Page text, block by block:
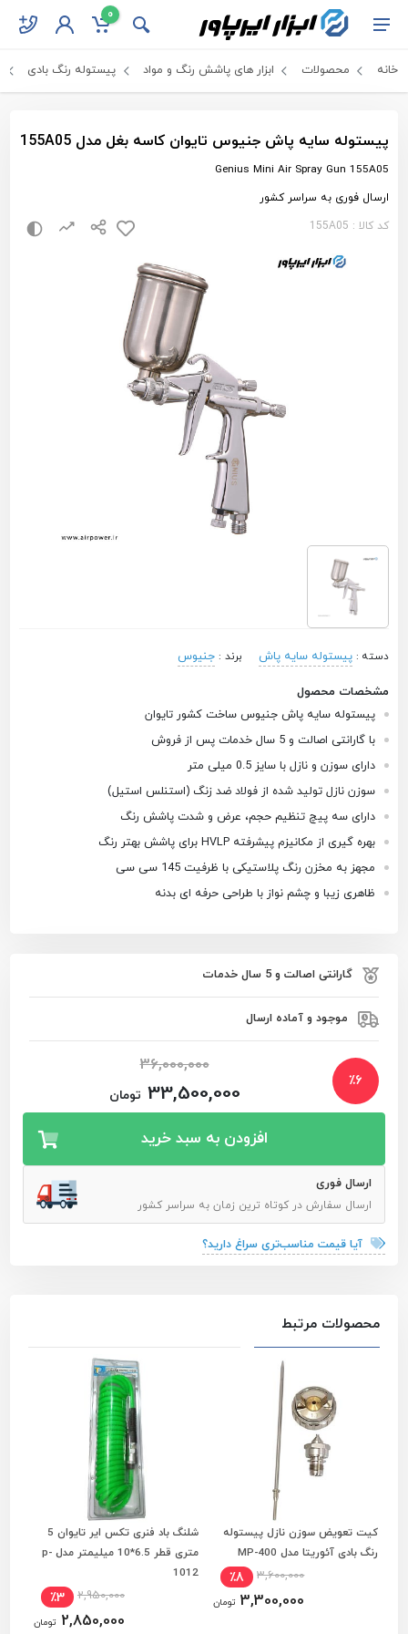
0
خانه محصولات ابزار های پاشش رنگ و مواد پیستوله رنگ بادی
پیستوله سایه پاش جنیوس تایوان کاسه بغل مدل 155A05
Genius Mini Air Spray Gun 155A05
ارسال فوری به سراسر کشور
کد کالا : 155A05
دسته :پیستوله سایه پاش برند :جنیوس
مشخصات محصول
پیستوله سایه پاش جنیوس ساخت کشور تایوان
با گارانتی اصالت و 5 سال خدمات پس از فروش
دارای سوزن و نازل با سایز 0.5 میلی متر
سوزن نازل تولید شده از فولاد ضد زنگ (استنلس استیل)
دارای سه پیچ تنظیم حجم، عرض و شدت پاشش رنگ
بهره گیری از مکانیزم پیشرفته HVLP برای پاشش بهتر رنگ
مجهز به مخزن رنگ پلاستیکی با ظرفیت 145 سی سی
ظاهری زیبا و چشم نواز با طراحی حرفه ای بدنه
گارانتی اصالت و 5 سال خدمات
موجود و آماده ارسال
٪6
36,000,000
33,500,000 تومان
افزودن به سبد خرید
ارسال فوری
ارسال سفارش در کوتاه ترین زمان به سراسر کشور
آیا قیمت مناسب‌تری سراغ دارید؟
محصولات مرتبط
مشاهده و انتخاب ویژگی ها
کیت تعویض سوزن نازل پیستوله
رنگ بادی آئوریتا مدل MP-400
3,600,000 ٪8
3,300,000 تومان
افزودن به سبد خرید
شلنگ باد فنری تکس ایر تایوان 5
متری قطر 6.5*10 میلیمتر مدل p-
1012
2,950,000 ٪3
2,850,000 تومان